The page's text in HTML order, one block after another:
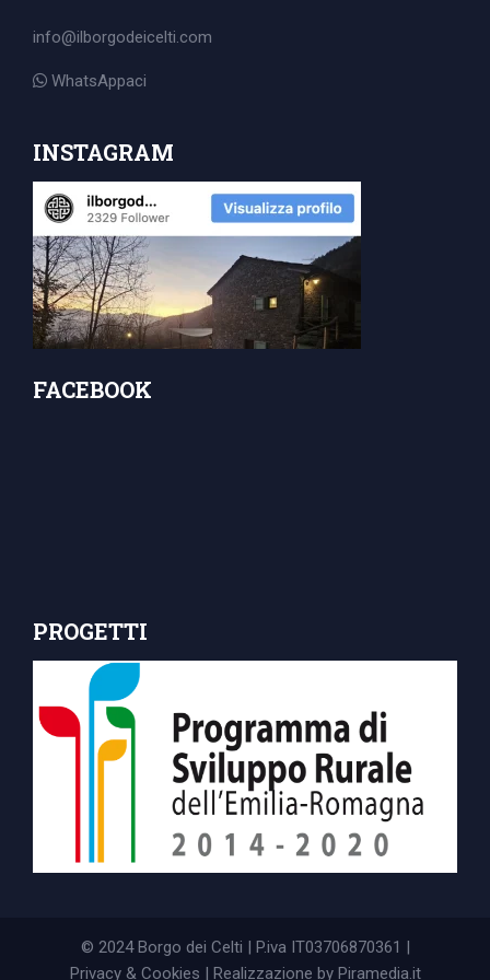
info@ilborgodeicelti.com
WhatsAppaci
INSTAGRAM
FACEBOOK
PROGETTI
© 2024 Borgo dei Celti | P.iva IT03706870361 |
Privacy & Cookies | Realizzazione by Piramedia.it